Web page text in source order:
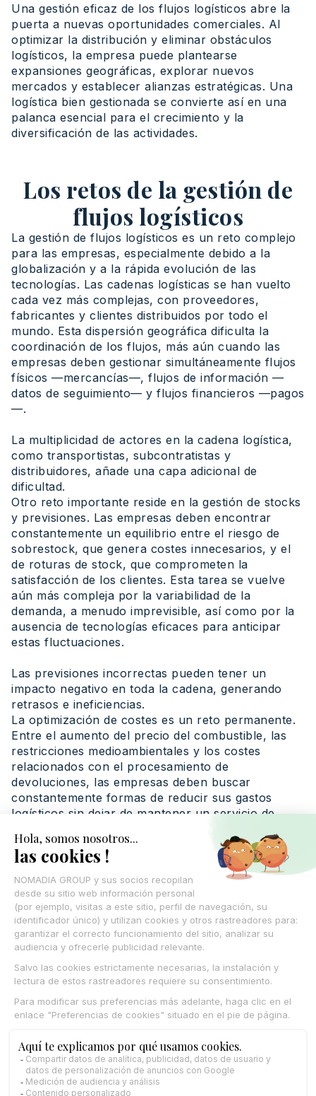
Una gestión eficaz de los flujos logísticos abre la
puerta a nuevas oportunidades comerciales. Al
optimizar la distribución y eliminar obstáculos
logísticos, la empresa puede plantearse
expansiones geográficas, explorar nuevos
mercados y establecer alianzas estratégicas. Una
logística bien gestionada se convierte así en una
palanca esencial para el crecimiento y la
diversificación de las actividades.
Los retos de la gestión de
flujos logísticos
La gestión de flujos logísticos es un reto complejo
para las empresas, especialmente debido a la
globalización y a la rápida evolución de las
tecnologías. Las cadenas logísticas se han vuelto
cada vez más complejas, con proveedores,
fabricantes y clientes distribuidos por todo el
mundo. Esta dispersión geográfica dificulta la
coordinación de los flujos, más aún cuando las
empresas deben gestionar simultáneamente flujos
físicos —mercancías—, flujos de información —
datos de seguimiento— y flujos financieros —pagos
—.
La multiplicidad de actores en la cadena logística,
como transportistas, subcontratistas y
distribuidores, añade una capa adicional de
dificultad.
Otro reto importante reside en la gestión de stocks
y previsiones. Las empresas deben encontrar
constantemente un equilibrio entre el riesgo de
sobrestock, que genera costes innecesarios, y el
de roturas de stock, que comprometen la
satisfacción de los clientes. Esta tarea se vuelve
aún más compleja por la variabilidad de la
demanda, a menudo imprevisible, así como por la
ausencia de tecnologías eficaces para anticipar
estas fluctuaciones.
Las previsiones incorrectas pueden tener un
impacto negativo en toda la cadena, generando
retrasos e ineficiencias.
La optimización de costes es un reto permanente.
Entre el aumento del precio del combustible, las
restricciones medioambientales y los costes
relacionados con el procesamiento de
devoluciones, las empresas deben buscar
constantemente formas de reducir sus gastos
logísticos sin dejar de mantener un servicio de
tecnologías para automatizar y optimizar los
procesos implica inversiones significativas, cuyos
beneficios a veces solo se perciben a largo plazo.
Respetar los plazos también constituye un reto de
gran envergadura. Las expectativas de los clientes
en materia de rapidez de entrega, amplificadas por
el auge del comercio electrónico, ejercen una
fuerte presión sobre las cadenas logísticas. Las
perturbaciones imprevistas, como condiciones
meteorológicas adversas o incidentes técnicos,
agravan aún más esta situación. El segmento de la
última milla, en particular, sigue siendo uno de los
especialmente en entornos urbanos.
La gestión de datos y la trazabilidad se han
convertido en prioridades en un contexto en el que